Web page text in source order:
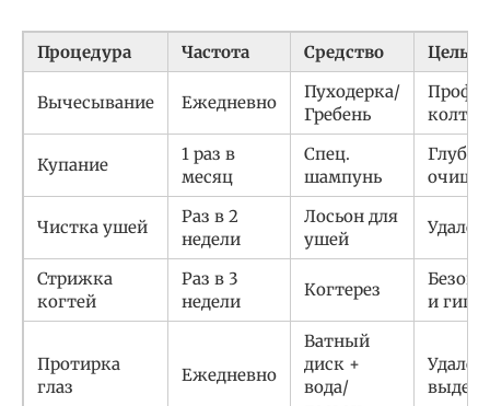
Процедура Частота Средство Цель
Вычесывание Ежедневно
Пуходерка/
Гребень
Купание
1 раз в
месяц
Спец.
шампунь
Чистка ушей
Раз в 2
недели
Лосьон для
ушей
Стрижка
когтей
Раз в 3
недели
Когтерез
и
Протирка
глаз
Ежедневно
Ватный
диск +
вода/